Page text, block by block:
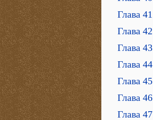
Глава 41
Глава 42
Глава 43
Глава 44
Глава 45
Глава 46
Глава 47